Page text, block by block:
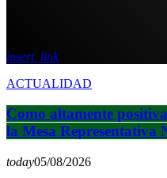
insert_link
ACTUALIDAD
Como altamente
la Mesa Representativa
today05/08/2026